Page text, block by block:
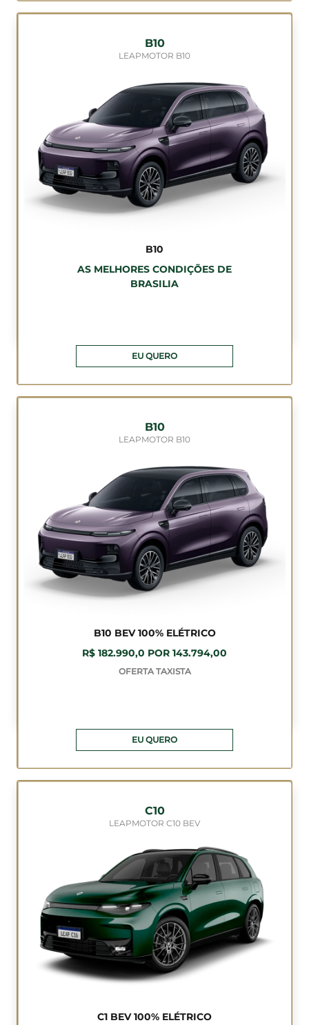
B10
LEAPMOTOR B10
B10
AS MELHORES CONDIÇÕES DE
BRASILIA
EU QUERO
B10
LEAPMOTOR B10
B10 BEV 100% ELÉTRICO
R$ 182.990,0 POR 143.794,00
OFERTA TAXISTA
EU QUERO
C10
LEAPMOTOR C10 BEV
C1 BEV 100% ELÉTRICO